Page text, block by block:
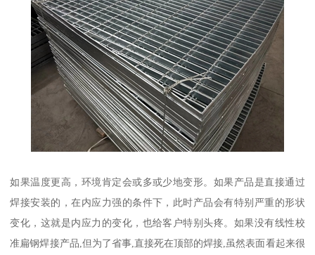
如果温度更高，环境肯定会或多或少地变形。如果产品是直接通过
焊接安装的，在内应力强的条件下，此时产品会有特别严重的形状
变化，这就是内应力的变化，也给客户特别头疼。如果没有线性校
准扁钢焊接产品,但为了省事,直接死在顶部的焊接,虽然表面看起来很